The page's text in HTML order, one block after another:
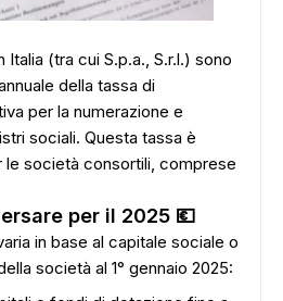
(tra cui S.p.a., S.r.l.) sono
della tassa di
per la numerazione e
sociali. Questa tassa è
le società consortili, comprese
per il 2025 💶
in base al capitale sociale o
società al 1° gennaio 2025: